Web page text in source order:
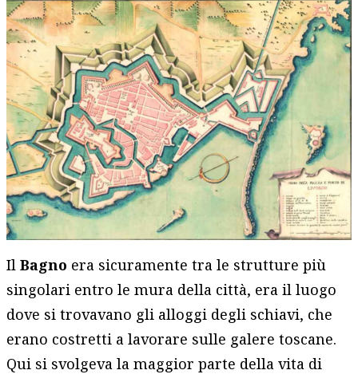
IlBagno era sicuramente tra le strutture più
singolari entro le mura della città, era il luogo
dove si trovavano gli alloggi degli schiavi, che
erano costretti a lavorare sulle galere toscane.
Qui si svolgeva la maggior parte della vita di